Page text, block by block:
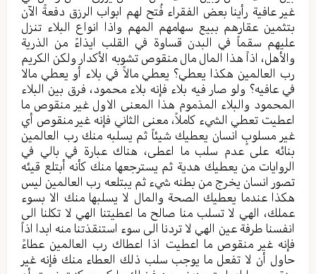
غیر عافیة رأينا بعض الفقراء فُتح لهم ابواب الرزق دفعةً الآن
بتثمین عقارهم ببیع سهامهم المهم واذا انواع البلاء تنزل
علیهم سقماً في البدن قساوة في القلب ایذاءً من الذریة
والأهل، اذاً هذا المال مال منقوص تشوبه الأکدار ولکن الکریم
رب العالمین هکذا یعطي؟ یعطي مالاً في بلاء أو یعطي مالا
في عافیه؟ ولو صار فیه بلاء فإنه بلاء محمود، فرق بین البلاء
المحمود والبلاء المذموم هذا المعنی الاول غیر منقوص ما
اعطیت تعطي الشيء کاملاً، معنی الثاني فإنه غیر منقوص أي
غیر مسلوبٍ انسان یعطیك شیئاً ثم یسلبه منك رب العالمین
بنائه علی عدم سلب ما اعطی، هناك عبارة في بالي في
الروایات من یعطیك هدیة ثم یسترجعها منك کأنه أبتلع قیئه
تصور انسان یخرج من بطنه شيء ثم یبتلعه رب العالمین لیس
هکذا عندما یعطیك الصحة والمال لا یسلبها منك الا بسوء
عملك، الهي لا تسلب منا صالح ما اعطیتنا الهي لا تکلنا الی
انفسنا طرفة عین الهي لا تردنا الی سوء استنقذتنا منه ابدا اذاً
فإنه غیر منقوص ما اعطیت اذا اعطاك رب العالمین عطاءً
حاول أن لا تفعل ما یوجب سلب ذلك العطاء منك فإنه غیر